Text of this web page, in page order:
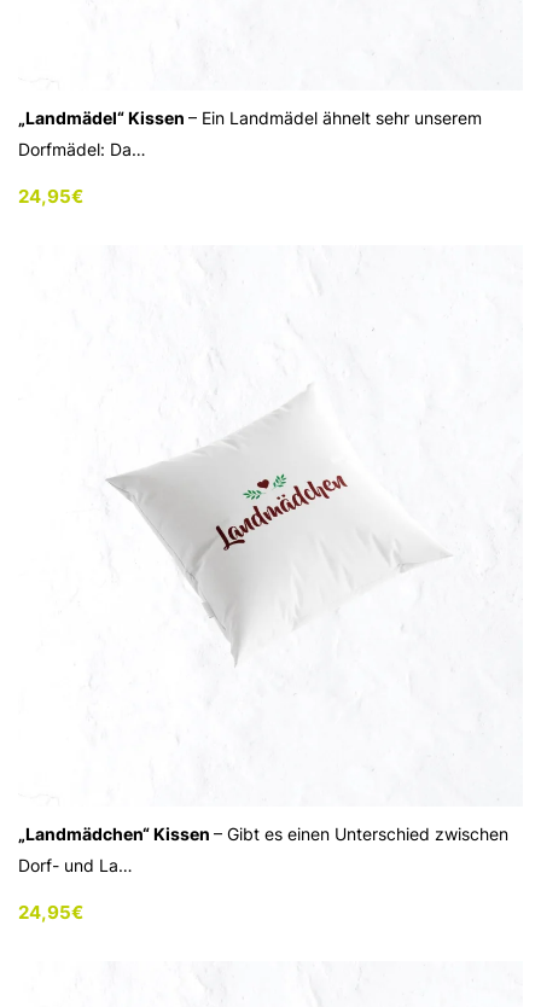
„Landmädel“ Kissen – Ein Landmädel ähnelt sehr unserem
Dorfmädel: Da…
24,95€
„Landmädchen“ Kissen – Gibt es einen Unterschied zwischen
Dorf- und La…
24,95€